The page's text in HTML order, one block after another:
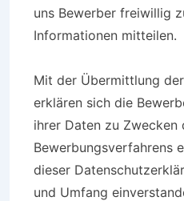
uns Bewerber freiwillig
Informationen mitteilen.
Mit der Übermittlung
erklären sich die
ihrer Daten zu Zwecken
Bewerbungsverfahrens
dieser
und Umfang